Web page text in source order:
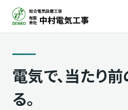
を
電気で、当たり
る。